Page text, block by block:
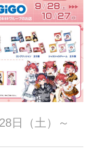
日（土）～